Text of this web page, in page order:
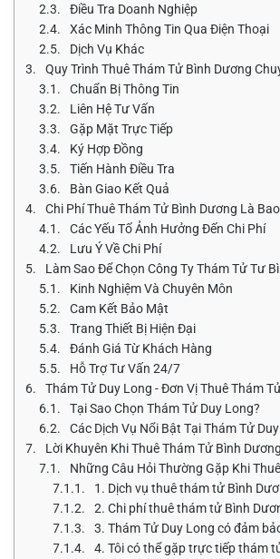
Điều Tra Doanh Nghiệp
Xác Minh Thông Tin Qua Điện Thoại
Dịch Vụ Khác
Quy Trình Thuê Thám Tử Bình Dương
Chuẩn Bị Thông Tin
Liên Hệ Tư Vấn
Gặp Mặt Trực Tiếp
Ký Hợp Đồng
Tiến Hành Điều Tra
Bàn Giao Kết Quả
Chi Phí Thuê Thám Tử Bình Dương Là
Các Yếu Tố Ảnh Hưởng Đến Chi Phí
Lưu Ý Về Chi Phí
Làm Sao Để Chọn Công Ty Thám Tử Tư
Kinh Nghiệm Và Chuyên Môn
Cam Kết Bảo Mật
Trang Thiết Bị Hiện Đại
Đánh Giá Từ Khách Hàng
Hỗ Trợ Tư Vấn 24/7
Thám Tử Duy Long - Đơn Vị Thuê Thám Tử Bình
Tại Sao Chọn Thám Tử Duy Long?
Các Dịch Vụ Nổi Bật Tại Thám Tử
Lời Khuyên Khi Thuê Thám Tử Bình Dương
Những Câu Hỏi Thường Gặp Khi Thuê Thám Tử Bình
1. Dịch vụ thuê thám tử Bình Dương của Thám
2. Chi phí thuê thám tử Bình Dương tại Thám
3. Thám Tử Duy Long có đảm bảo bảo mật khi thuê
4. Tôi có thể gặp trực tiếp thám tử tại Bình